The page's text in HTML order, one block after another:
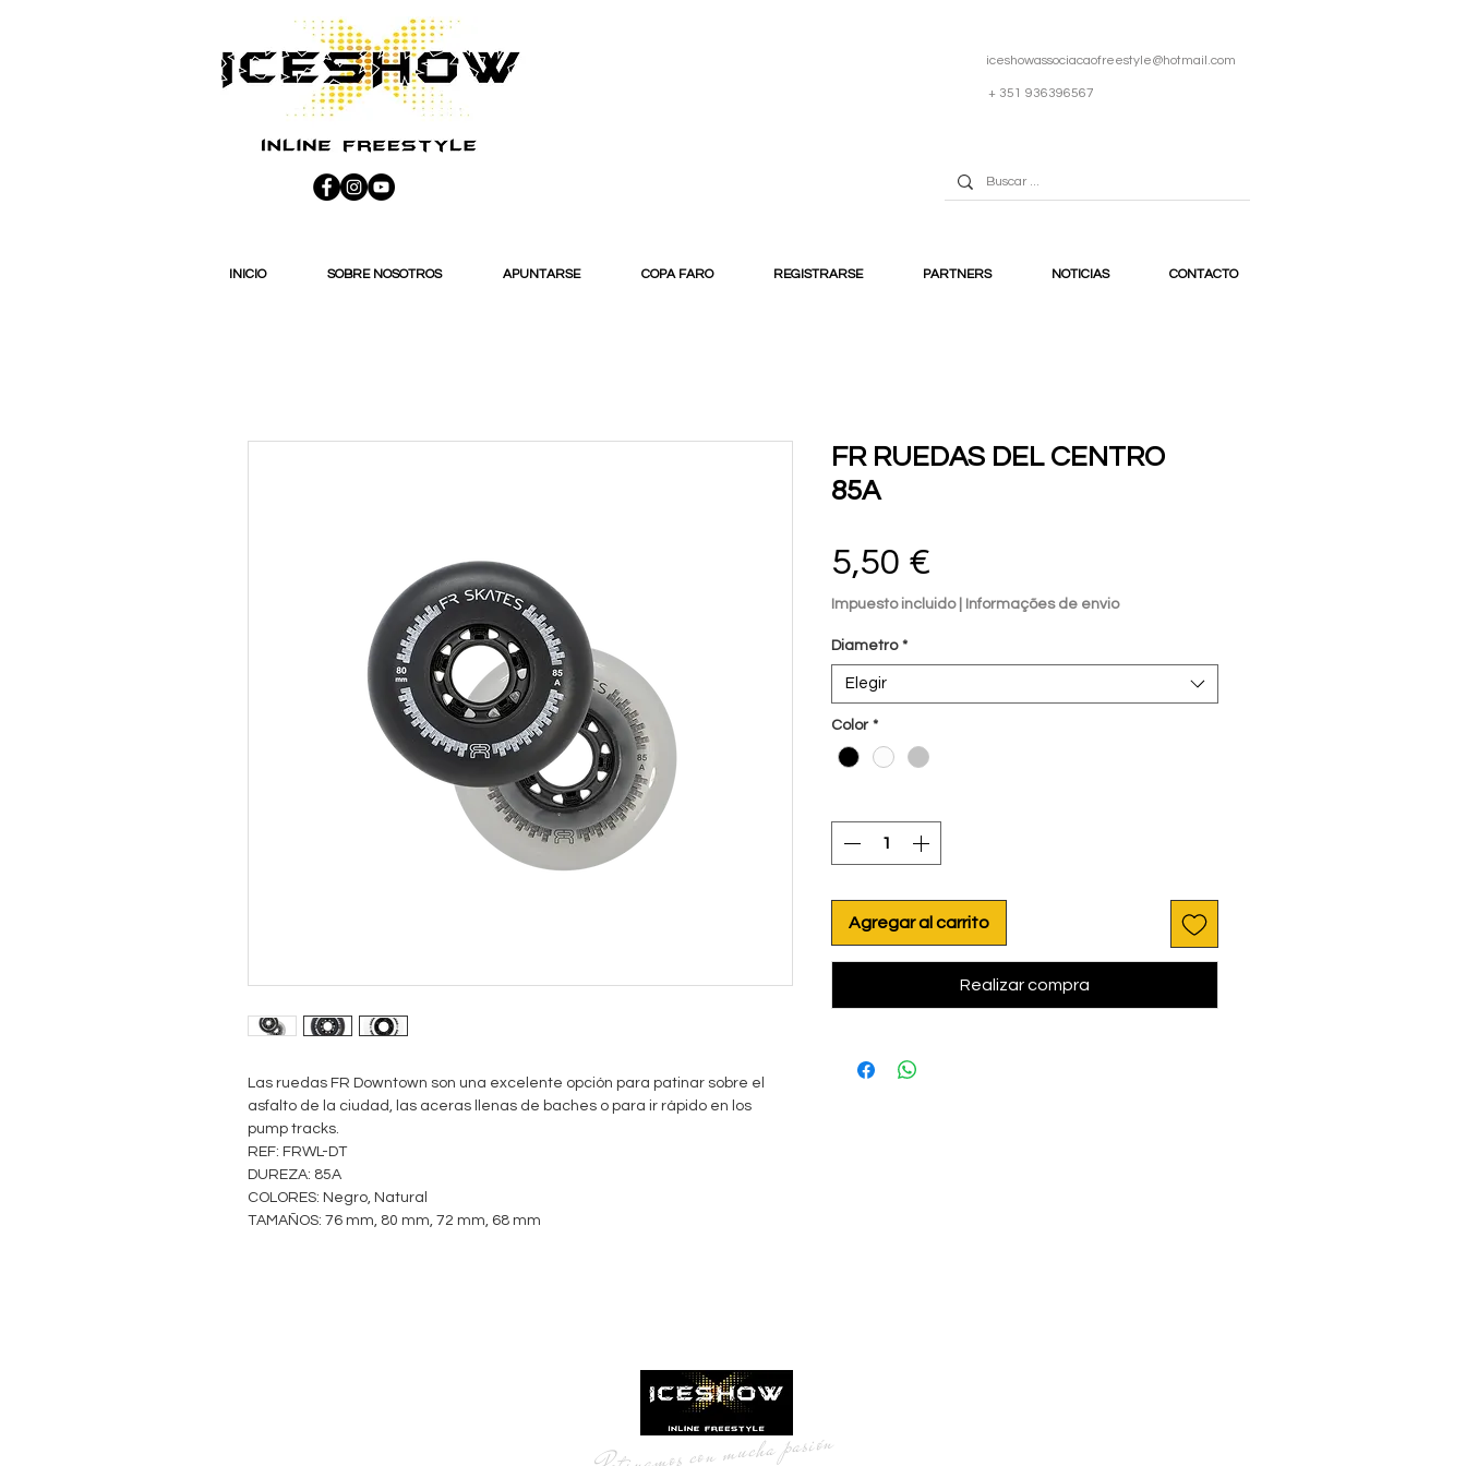
iceshowassociacaofreestyle@hotmail.com
+ 351 936396567
INICIO SOBRE NOSOTROS APUNTARSE COPA FARO REGISTRARSE PARTNERS NOTICIAS CONTACTO
Las ruedas FR Downtown son una excelente opción para patinar sobre el
asfalto de la ciudad, las aceras llenas de baches o para ir rápido en los
pump tracks.
REF: FRWL-DT
DUREZA: 85A
COLORES: Negro, Natural
TAMAÑOS: 76 mm, 80 mm, 72 mm, 68 mm
FR RUEDAS DEL CENTRO
85A
5,50 €
Impuesto incluido| Informações de envio
Diametro *
Elegir
Color *
Agregar al carrito
Realizar compra
Patinamos con mucha pasión